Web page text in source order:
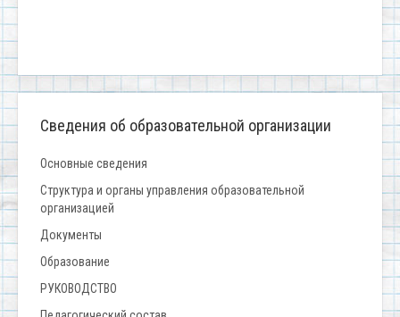
Сведения об образовательной организации
Основные сведения
Структура и органы управления образовательной
организацией
Документы
Образование
РУКОВОДСТВО